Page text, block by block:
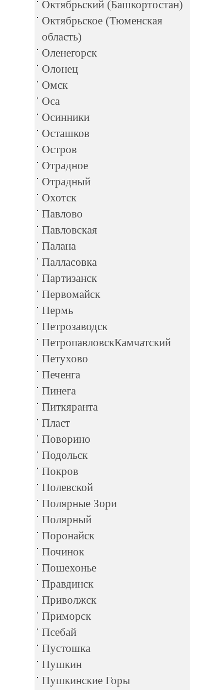
Октябрьский (Башкортостан)
Октябрьское (Тюменская
область)
Оленегорск
Олонец
Омск
Оса
Осинники
Осташков
Остров
Отрадное
Отрадный
Охотск
Павлово
Павловская
Палана
Палласовка
Партизанск
Первомайск
Пермь
Петрозаводск
ПетропавловскКамчатский
Петухово
Печенга
Пинега
Питкяранта
Пласт
Поворино
Подольск
Покров
Полевской
Полярные Зори
Полярный
Поронайск
Починок
Пошехонье
Правдинск
Приволжск
Приморск
Псебай
Пустошка
Пушкин
Пушкинские Горы